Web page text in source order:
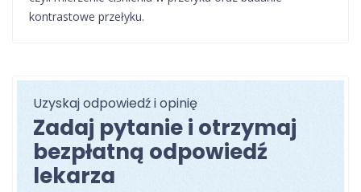
kontrastowe przełyku.
Uzyskaj odpowiedź i opinię
Zadaj pytanie i otrzymaj
bezpłatną odpowiedź
lekarza